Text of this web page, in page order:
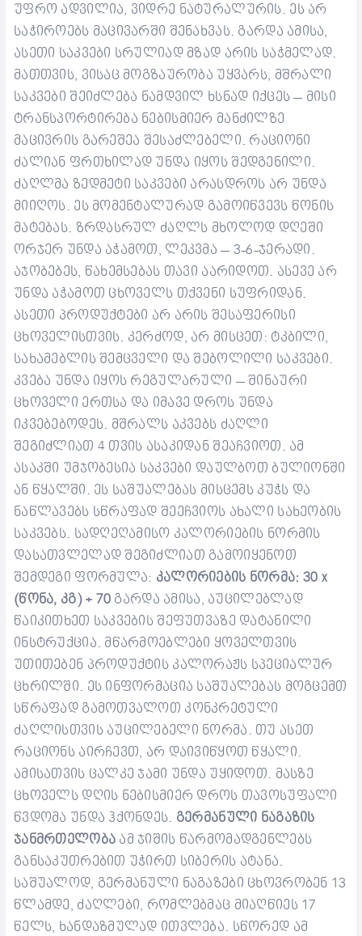
უფრო ადვილია, ვიდრე ნატურალურის. ეს არ
საჭიროებს მაცივარში შენახვას. გარდა ამისა,
ასეთი საკვები სრულიად მზად არის საჭმელად.
მათთვის, ვისაც მოგზაურობა უყვარს, მშრალი
საკვები შეიძლება ნამდვილ ხსნად იქცეს – მისი
ტრანსპორტირება ნებისმიერ მანძილზე
მაცივრის გარეშეა შესაძლებელი. რაციონი
ძალიან ფრთხილად უნდა იყოს შედგენილი.
ძაღლმა ზედმეტი საკვები არასდროს არ უნდა
მიიღოს. ეს მომენტალურად გამოიწვევს წონის
მატებას. ზრდასრულ ძაღლს მხოლოდ დღეში
ორჯერ უნდა აჭამოთ, ლეკვმა – 3-6-ჯერადი.
აჯობებეს, წახემსებას თავი აარიდოთ. ასევე არ
უნდა აჭამოთ ცხოველს თქვენი სუფრიდან.
ასეთი პროდუქტები არ არის შესაფერისი
ცხოველისთვის. კერძოდ, არ მისცეთ: ტკბილი,
სახამებლის შემცველი და შებოლილი საკვები.
კვება უნდა იყოს რეგულარული – შინაური
ცხოველი ერთსა და იმავე დროს უნდა
იკვებებოდეს. მშრალს აკვებს ძაღლი
შეგიძლიათ 4 თვის ასაკიდან შეაჩვიოთ. ამ
ასაკში უმჯობესია საკვები დაულბოთ ბულიონში
ან წყალში. ეს საშუალებას მისცემს კუჭს და
ნაწლავებს სწრაფად შეეჩვიოს ახალი სახეობის
საკვებს. სადღეღამისო კალორიების ნორმის
დასათვლელად შეგიძლიათ გამოიყენოთ
შემდეგი ფორმულა: კალორიების ნორმა: 30 x
(წონა, კგ) + 70 გარდა ამისა, აუცილებლად
წაიკითხეთ საკვების შეფუთვაზე დატანილი
ინსტრუქცია. მწარმოებლები ყოველთვის
უთითებენ პროდუქტის კალორაჟს სპეციალურ
ცხრილში. ეს ინფორმაცია საშუალებას მოგცემთ
სწრაფად გამოთვალოთ კონკრეტული
ძაღლისთვის აუცილებელი ნორმა. თუ ასეთ
რაციონს აირჩევთ, არ დაივიწყოთ წყალი.
ამისათვის ცალკე ჯამი უნდა უყიდოთ. მასზე
ცხოველს დღის ნებისმიერ დროს თავოსუფალი
წვდომა უნდა ჰქონდეს. გერმანული ნაგაზის
ჯანმრთელობა ამ ჯიშის წარმომადგენლებს
განსაკუთრებით უჭირთ სიბერის ატანა.
საშუალოდ, გერმანული ნაგაზები ცხოვრობენ 13
წლამდე, ძაღლები, რომლებმაც მიაღწიეს 17
წელს, ხანდაზმულად ითვლება. სწორედ ამ